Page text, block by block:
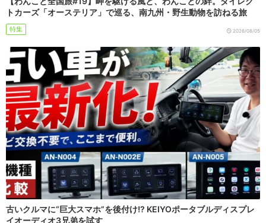
トカーズ「オーステリア」で巡る、南九州・野生動物を訪ねる旅
特集 2026/08/05
古いクルマに“巨大スマホ”を後付け!? KEIYOポータブルディスプレ
イオーディオ3兄弟を試す